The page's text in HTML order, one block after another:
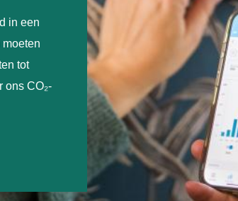
in een
tot
ons CO₂-